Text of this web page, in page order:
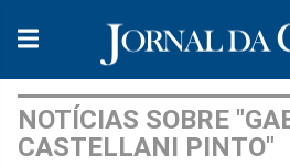
NOTÍCIAS SOBRE
CASTELLANI PINTO"